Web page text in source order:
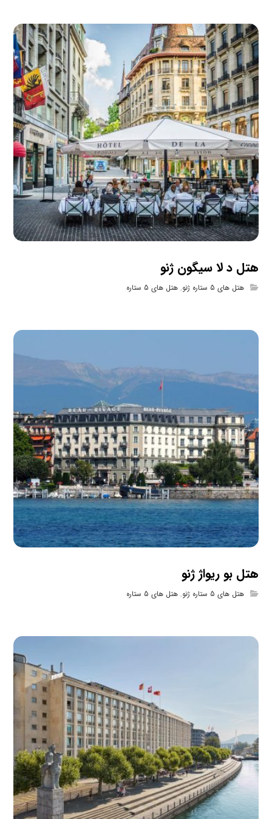
هتل د لا سیگون ژنو
هتل های 5 ستاره ژنو ,هتل های 5 ستاره
هتل بو ریواژ ژنو
هتل های 5 ستاره ژنو ,هتل های 5 ستاره